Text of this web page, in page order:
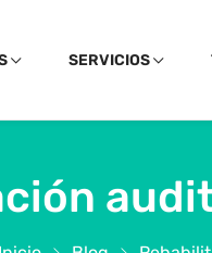
SERVICIOS